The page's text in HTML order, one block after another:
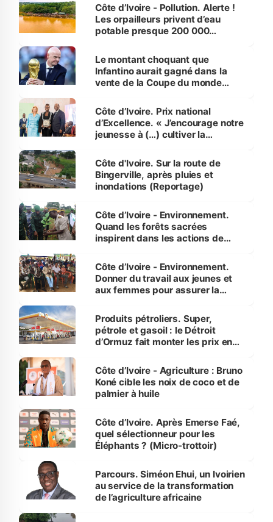
Côte d’Ivoire - Pollution. Alerte !
Les orpailleurs privent d’eau
potable presque 200 000
Le montant choquant que
Infantino aurait gagné dans la
vente de la Coupe du monde
Côte d’Ivoire. Prix national
d’Excellence. « J’encourage notre
jeunesse à (…) cultiver la
(Alassane Ouattara
Côte d'Ivoire. Sur la route de
Bingerville, après pluies et
inondations (Reportage)
Côte d’Ivoire - Environnement.
Quand les forêts sacrées
inspirent dans les actions de
Côte d’Ivoire - Environnement.
Donner du travail aux jeunes et
aux femmes pour assurer la
menacées
Produits pétroliers. Super,
pétrole et gasoil : le Détroit
d’Ormuz fait monter les prix en
Côte d’Ivoire - Agriculture : Bruno
Koné cible les noix de coco et de
palmier à huile
Côte d’Ivoire. Après Emerse Faé,
quel sélectionneur pour les
Éléphants ? (Micro-trottoir)
Parcours. Siméon Ehui, un Ivoirien
au service de la transformation
de l’agriculture africaine